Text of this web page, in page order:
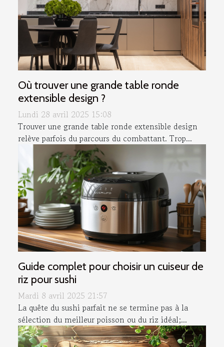
Où trouver une grande table ronde
extensible design ?
Lundi 28 avril 2025 15:08
Trouver une grande table ronde extensible design
relève parfois du parcours du combattant. Trop...
Guide complet pour choisir un cuiseur de
riz pour sushi
Mardi 8 avril 2025 21:57
La quête du sushi parfait ne se termine pas à la
sélection du meilleur poisson ou du riz idéal;...